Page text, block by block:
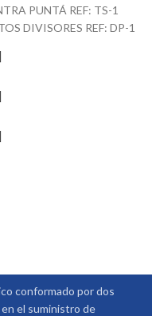
PUNTÁ REF: TS-1
DIVISORES REF: DP-1
conformado por dos
el suministro de